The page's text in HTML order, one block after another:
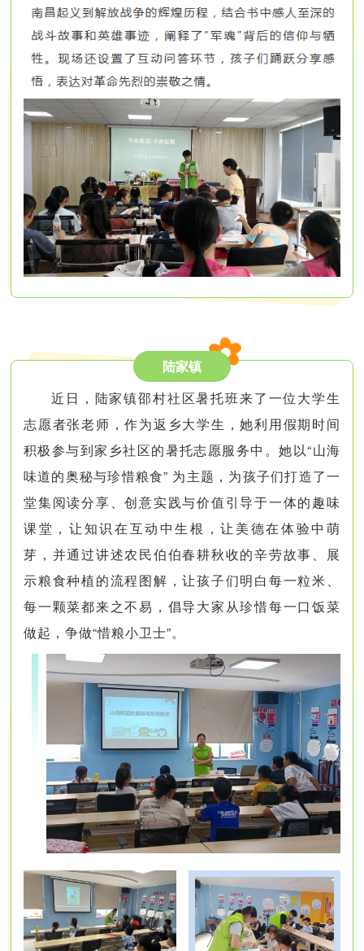
陆家镇
近日，陆家镇邵村社区暑托班来了一位大学生
志愿者张老师，作为返乡大学生，她利用假期时间
积极参与到家乡社区的暑托志愿服务中。她以“山海
味道的奥秘与珍惜粮食” 为主题，为孩子们打造了一
堂集阅读分享、创意实践与价值引导于一体的趣味
课堂，让知识在互动中生根，让美德在体验中萌
芽，并通过讲述农民伯伯春耕秋收的辛劳故事、展
示粮食种植的流程图解，让孩子们明白每一粒米、
每一颗菜都来之不易，倡导大家从珍惜每一口饭菜
做起，争做“惜粮小卫士”。